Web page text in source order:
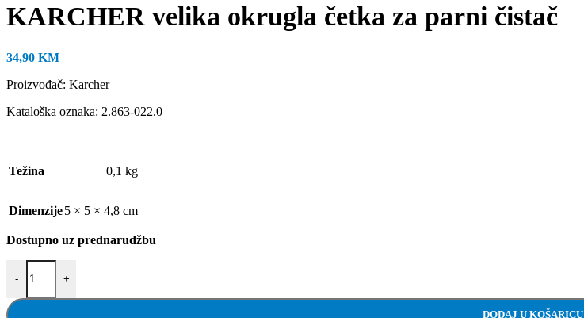
KARCHER velika okrugla četka za parni čistač
34,90 KM
Proizvođač: Karcher
Kataloška oznaka: 2.863-022.0
Težina 0,1 kg
Dimenzije5 × 5 × 4,8 cm
Dostupno uz prednarudžbu
-
KARCHER velika okrugla četka za parni čistač količina
+
DODAJ U KOŠARICU